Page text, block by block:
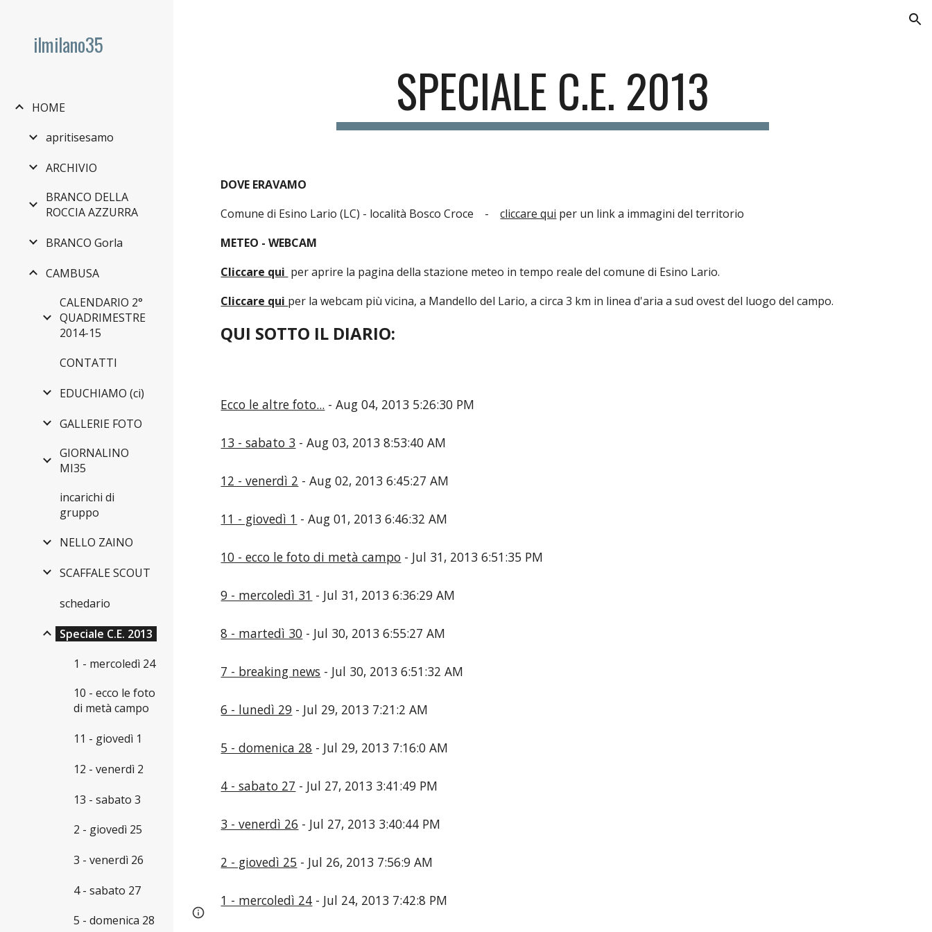
ilmilano35
HOME
apritisesamo
ARCHIVIO
BRANCO DELLA
ROCCIA AZZURRA
BRANCO Gorla
CAMBUSA
CALENDARIO 2°
QUADRIMESTRE
2014-15
CONTATTI
EDUCHIAMO (ci)
GALLERIE FOTO
GIORNALINO
MI35
incarichi di
gruppo
NELLO ZAINO
SCAFFALE SCOUT
schedario
Speciale C.E. 2013
1 - mercoledì 24
10 - ecco le foto
di metà campo
11 - giovedì 1
12 - venerdì 2
13 - sabato 3
2 - giovedì 25
3 - venerdì 26
4 - sabato 27
5 - domenica 28
SPECIALE C.E. 2013
DOVE ERAVAMO
Comune di Esino Lario (LC) - località Bosco Croce -cliccare qui per un link a immagini del territorio
METEO - WEBCAM
Cliccare qui per aprire la pagina della stazione meteo in tempo reale del comune di Esino Lario.
Cliccare qui per la webcam più vicina, a Mandello del Lario, a circa 3 km in linea d'aria a sud ovest del luogo del campo.
QUI SOTTO IL DIARIO:
Ecco le altre foto... - Aug 04, 2013 5:26:30 PM
13 - sabato 3 - Aug 03, 2013 8:53:40 AM
12 - venerdì 2 - Aug 02, 2013 6:45:27 AM
11 - giovedì 1 - Aug 01, 2013 6:46:32 AM
10 - ecco le foto di metà campo - Jul 31, 2013 6:51:35 PM
9 - mercoledì 31 - Jul 31, 2013 6:36:29 AM
8 - martedì 30 - Jul 30, 2013 6:55:27 AM
7 - breaking news - Jul 30, 2013 6:51:32 AM
6 - lunedì 29 - Jul 29, 2013 7:21:2 AM
5 - domenica 28 - Jul 29, 2013 7:16:0 AM
4 - sabato 27 - Jul 27, 2013 3:41:49 PM
3 - venerdì 26 - Jul 27, 2013 3:40:44 PM
2 - giovedì 25 - Jul 26, 2013 7:56:9 AM
1 - mercoledì 24 - Jul 24, 2013 7:42:8 PM